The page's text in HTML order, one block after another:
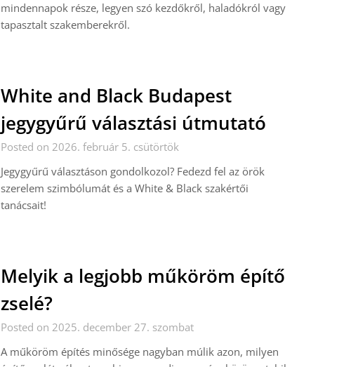
mindennapok része, legyen szó kezdőkről, haladókról vagy
tapasztalt szakemberekről.
White and Black Budapest
jegygyűrű választási útmutató
Posted on 2026. február 5. csütörtök
Jegygyűrű választáson gondolkozol? Fedezd fel az örök
szerelem szimbólumát és a White & Black szakértői
tanácsait!
Melyik a legjobb műköröm építő
zselé?
Posted on 2025. december 27. szombat
A műköröm építés minősége nagyban múlik azon, milyen